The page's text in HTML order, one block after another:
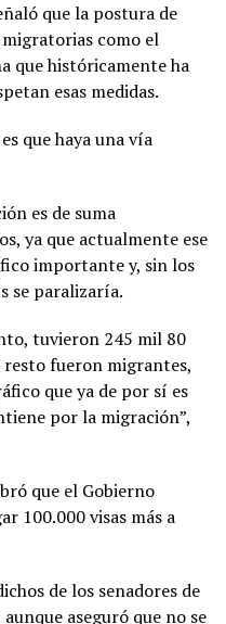
que la postura de
como el
que históricamente ha
esas medidas.
que haya una vía
es de suma
ya que actualmente ese
importante y, sin los
se paralizaría.
tuvieron 245 mil 80
resto fueron migrantes,
que ya de por sí es
por la migración”,
que el Gobierno
100.000 visas más a
de los senadores de
aseguró que no se